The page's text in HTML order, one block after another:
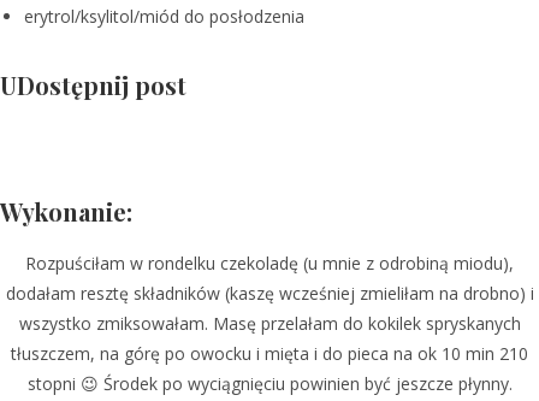
erytrol/ksylitol/miód do posłodzenia
UDostępnij post
Wykonanie:
Rozpuściłam w rondelku czekoladę (u mnie z odrobiną miodu),
dodałam resztę składników (kaszę wcześniej zmieliłam na drobno) i
wszystko zmiksowałam. Masę przelałam do kokilek spryskanych
tłuszczem, na górę po owocku i mięta i do pieca na ok 10 min 210
stopni 😉 Środek po wyciągnięciu powinien być jeszcze płynny.